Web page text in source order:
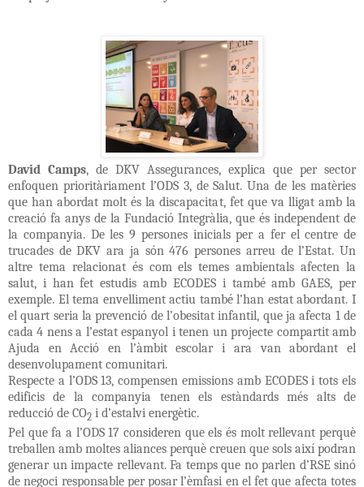
David Camps, de DKV Assegurances, explica que per sector
enfoquen prioritàriament l’ODS 3, de Salut. Una de les matèries
que han abordat molt és la discapacitat, fet que va lligat amb la
creació fa anys de la Fundació Integràlia, que és independent de
la companyia. De les 9 persones inicials per a fer el centre de
trucades de DKV ara ja són 476 persones arreu de l’Estat. Un
altre tema relacionat és com els temes ambientals afecten la
salut, i han fet estudis amb ECODES i també amb GAES, per
exemple. El tema envelliment actiu també l’han estat abordant. I
el quart seria la prevenció de l’obesitat infantil, que ja afecta 1 de
cada 4 nens a l’estat espanyol i tenen un projecte compartit amb
Ajuda en Acció en l’àmbit escolar i ara van abordant el
desenvolupament comunitari.
Respecte a l’ODS 13, compensen emissions amb ECODES i tots els
edificis de la companyia tenen els estàndards més alts de
reducció de CO2 i d’estalvi energètic.
Pel que fa a l’ODS 17 consideren que els és molt rellevant perquè
treballen amb moltes aliances perquè creuen que sols així podran
generar un impacte rellevant. Fa temps que no parlen d’RSE sinó
de negoci responsable per posar l’èmfasi en el fet que afecta totes